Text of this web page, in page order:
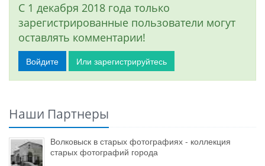
С 1 декабря 2018 года только
зарегистрированные пользователи могут
оставлять комментарии!
Войдите Или зарегистрируйтесь
Наши Партнеры
Волковыск в старых фотографиях - коллекция
старых фотографий города